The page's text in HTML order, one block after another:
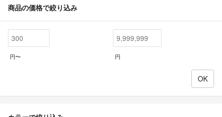
商品の価格で絞り込み
円〜 円